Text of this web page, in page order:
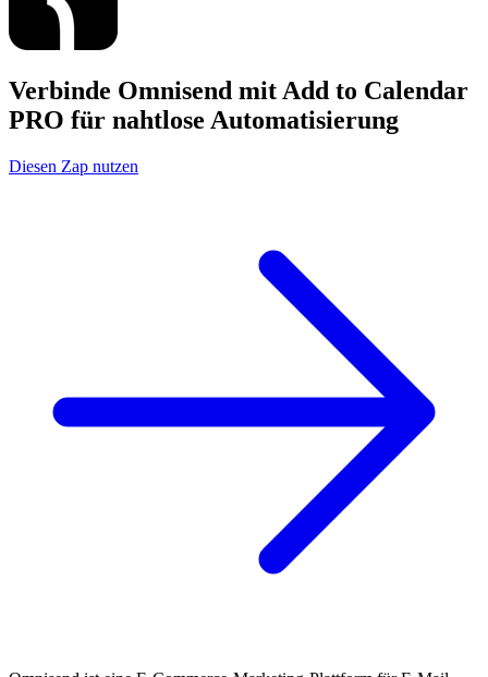
Verbinde Omnisend mit Add to Calendar
PRO für nahtlose Automatisierung
Diesen Zap nutzen